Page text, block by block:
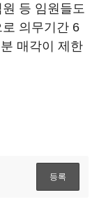
등 임원들도
의무기간 6
매각이 제한